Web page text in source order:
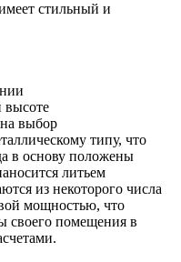
стильный и
высоте
выбор
типу, что
в основу положены
литьем
из некоторого числа
мощностью, что
своего помещения в